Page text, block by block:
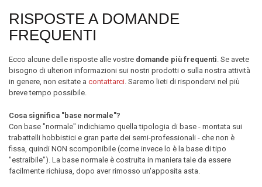
RISPOSTE A DOMANDE
FREQUENTI
Ecco alcune delle risposte alle vostre domande più frequenti . Se avete
bisogno di ulteriori informazioni sui nostri prodotti o sulla nostra attività
in genere, non esitate a contattarci . Saremo lieti di rispondervi nel più
breve tempo possibile.
Cosa significa "base normale"?
Con base "normale" indichiamo quella tipologia di base - montata sui
trabattelli hobbistici e gran parte dei semi-professionali - che non è
fissa, quindi NON scomponibile (come invece lo è la base di tipo
"estraibile"). La base normale è costruita in maniera tale da essere
facilmente richiusa, dopo aver rimosso un'apposita asta.